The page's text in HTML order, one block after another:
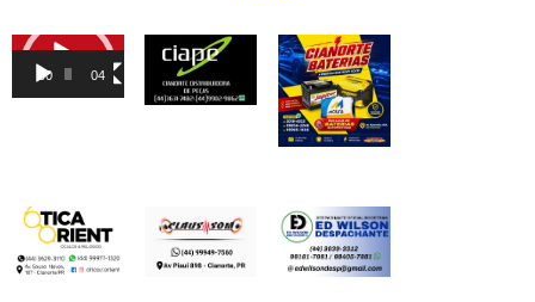
Tocador
vídeo
00:00 04:46